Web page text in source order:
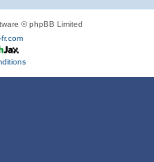
© phpBB Limited